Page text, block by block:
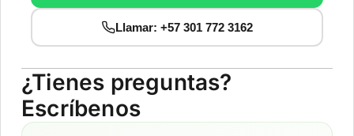
Llamar: +57 301 772 3162
¿Tienes preguntas?
Escríbenos